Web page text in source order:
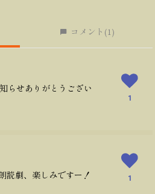
コメント (1)
らせありがとうござい
1
読劇、楽しみですー！ 1